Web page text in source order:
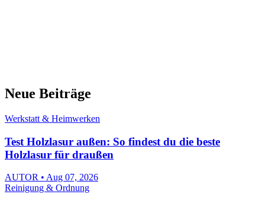
Neue Beiträge
Werkstatt & Heimwerken
Test Holzlasur außen: So findest du die beste
Holzlasur für draußen
AUTOR • Aug 07, 2026
Reinigung & Ordnung